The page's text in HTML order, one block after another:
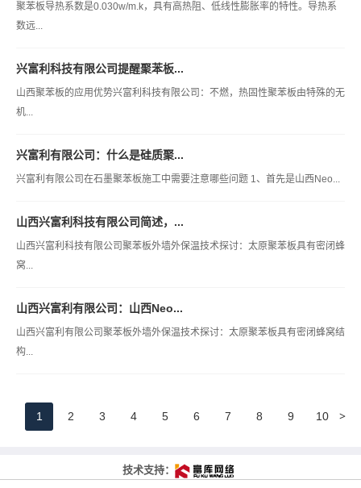
聚苯板导热系数是0.030w/m.k，具有高热阻、低线性膨胀率的特性。导热系
数远...
兴富利科技有限公司提醒聚苯板...
山西聚苯板的应用优势兴富利科技有限公司：不燃，热固性聚苯板由特殊的无
机...
兴富利有限公司：什么是硅质聚...
兴富利有限公司在石墨聚苯板施工中需要注意哪些问题 1、首先是山西Neo...
山西兴富利科技有限公司简述，...
山西兴富利科技有限公司聚苯板外墙外保温技术探讨：太原聚苯板具有密闭蜂
窝...
山西兴富利有限公司：山西Neo...
山西兴富利有限公司聚苯板外墙外保温技术探讨：太原聚苯板具有密闭蜂窝结
构...
1 2 3 4 5 6 7 8 9 10 >
技术支持：